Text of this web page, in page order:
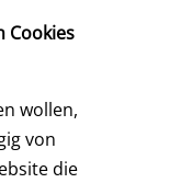
Cookies
wollen,
von
die